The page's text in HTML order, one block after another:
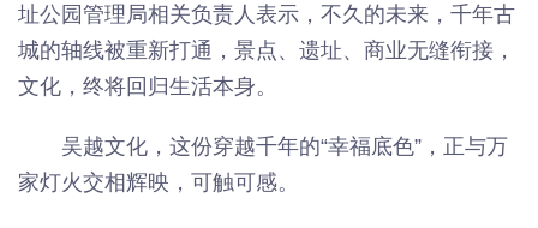
址公园管理局相关负责人表示，不久的未来，千年古
城的轴线被重新打通，景点、遗址、商业无缝衔接，
文化，终将回归生活本身。
吴越文化，这份穿越千年的“幸福底色”，正与万
家灯火交相辉映，可触可感。